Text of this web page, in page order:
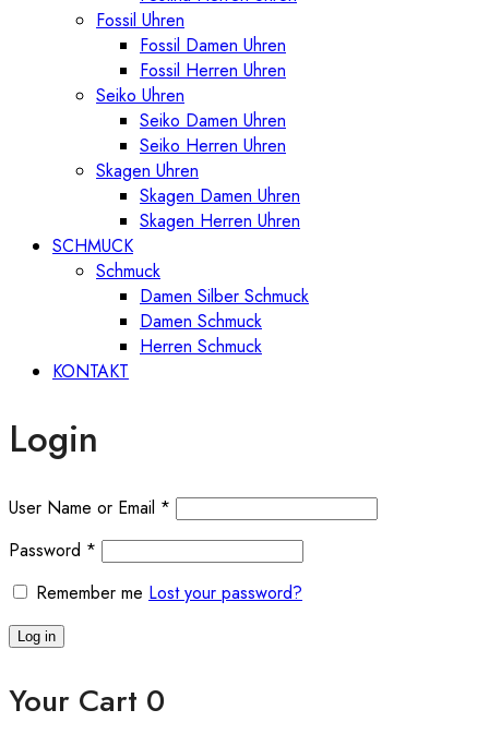
Fossil Uhren
Fossil Damen Uhren
Fossil Herren Uhren
Seiko Uhren
Seiko Damen Uhren
Seiko Herren Uhren
Skagen Uhren
Skagen Damen Uhren
Skagen Herren Uhren
SCHMUCK
Schmuck
Damen Silber Schmuck
Damen Schmuck
Herren Schmuck
KONTAKT
Login
User Name or Email *
Password *
Remember me Lost your password?
Log in
Your Cart 0